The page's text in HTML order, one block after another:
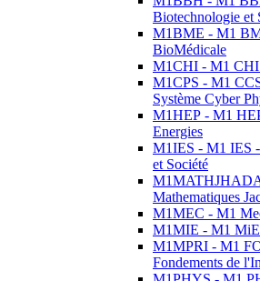
Biotechnologie et
M1BME - M1
BioMédicale
M1CHI - M1 CHI
M1CPS - M1
Système Cyber
M1HEP - M1
Energies
M1IES - M1 IES
et Société
Mathematiques
M1MEC - M1
M1MIE - M1 MiE
M1MPRI - M1
Fondements de